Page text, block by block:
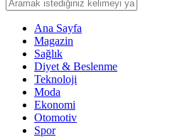
Ana Sayfa
Magazin
Sağlık
Diyet & Beslenme
Teknoloji
Moda
Ekonomi
Otomotiv
Spor